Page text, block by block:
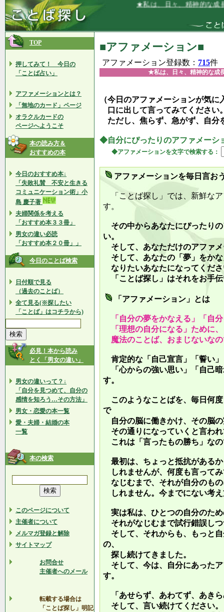
★私は、日々、精神的な成長をし、日
TOP
押してみて！ 今日の
「ことば占い」
アファメーションとは？
「無地のカード」ページ
オラクルカードの
ページへようこそ
本の読み方＆
おすすめの本
今日のおすすめ本↓
「失敗礼賛 不安と生きる
コミュニケーション術」小
島 慶子著
夫婦関係を考える
「おすすめ本３３冊」
男女の違い必読
「おすすめ本２０冊」」
今日のことば検索
日付順で見る
（過去のことば）
全て見る(※探したい
「ことば」はコチラから)
必見！本から読み
とく「男女の違い」
男女の違いって？↓
「自分を見つめて、自分の
感情を知ろう…その方法」
男女・恋愛の本一覧
愛・夫婦・結婚の本
一覧
本の検索
このページについて
主催者について
メルマガ登録と解除
サイトマップ
お問合せ
主催者へのメール
転載する場合は
「ことば探し」明記
■アファメーション■
アファメーション登録数： 715件
★私は、日々、精神的な成
（今日のアファメーションが気
口に出して言ってみてください
ただし、焦らず、急がず、自分
◆自分にぴったりのアファメーシ
◆アファメーションを文字で検索する：
アファメーションを毎日言お
「ことば探し」では、新鮮な
す。
その中からあなたにぴったり
い。
そして、あなただけのアファ
そして、あなたの「夢」をか
なりたいあなたになってくだ
「ことば探し」はそれをお手
「アファメーション」とは
「自分の夢をかなえる」「自
「理想の自分になる」ために
魔法のことば、おまじないな
肯定的な「自己宣言」「誓い
「心からの強い思い」「自己
す。
このようなことばを、毎日何
で
自分の脳に働きかけ、その脳
その通りになっていくと言わ
これは「言ったもの勝ち」な
最初は、ちょっと抵抗がある
しれませんが、何度も言って
なじむまで、それが自分のも
しれません。今までにない考
実は私は、ひとつの自分のた
それがなじむまで試行錯誤し
そして、それからも、もっと
の、
探し続けてきました。
そして、今は、自分にあった
す。
「あせらず、あわてず、あき
そして、言い続けてください。